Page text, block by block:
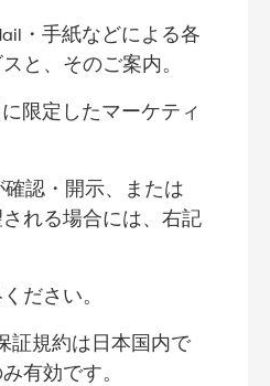
・手紙などによる各
と、そのご案内。
限定したマーケティ
認・開示、または
れる場合には、右記
ださい。
証規約は日本国内で
有効です。